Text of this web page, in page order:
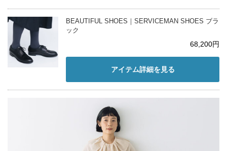
BEAUTIFUL SHOES｜SERVICEMAN SHOES ブラ
ック
68,200円
アイテム詳細を見る